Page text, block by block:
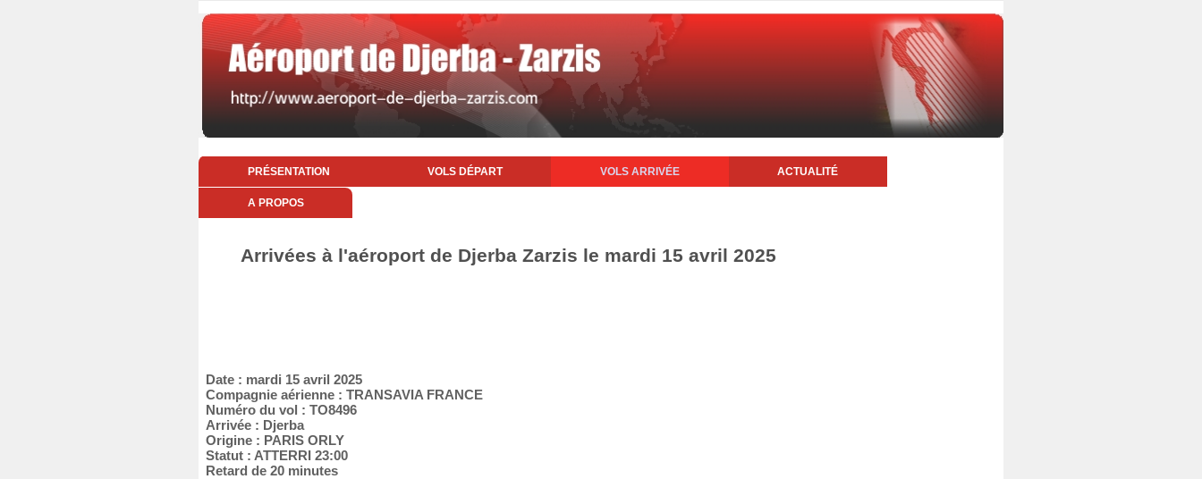
PRÉSENTATION VOLS DÉPART VOLS ARRIVÉE ACTUALITÉ
A PROPOS
Arrivées à l'aéroport de Djerba Zarzis le mardi 15 avril 2025
Date : mardi 15 avril 2025
Compagnie aérienne : TRANSAVIA FRANCE
Numéro du vol : TO8496
Arrivée : Djerba
Origine : PARIS ORLY
Statut : ATTERRI 23:00
Retard de 20 minutes